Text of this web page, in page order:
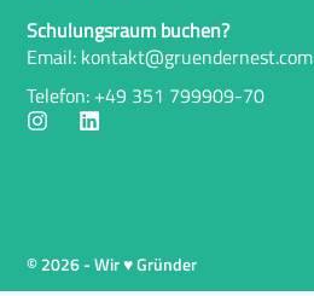
Schulungsraum buchen?
Email: kontakt@gruendernest.com
Telefon: +49 351 799909-70
© 2026 - Wir ♥ Gründer